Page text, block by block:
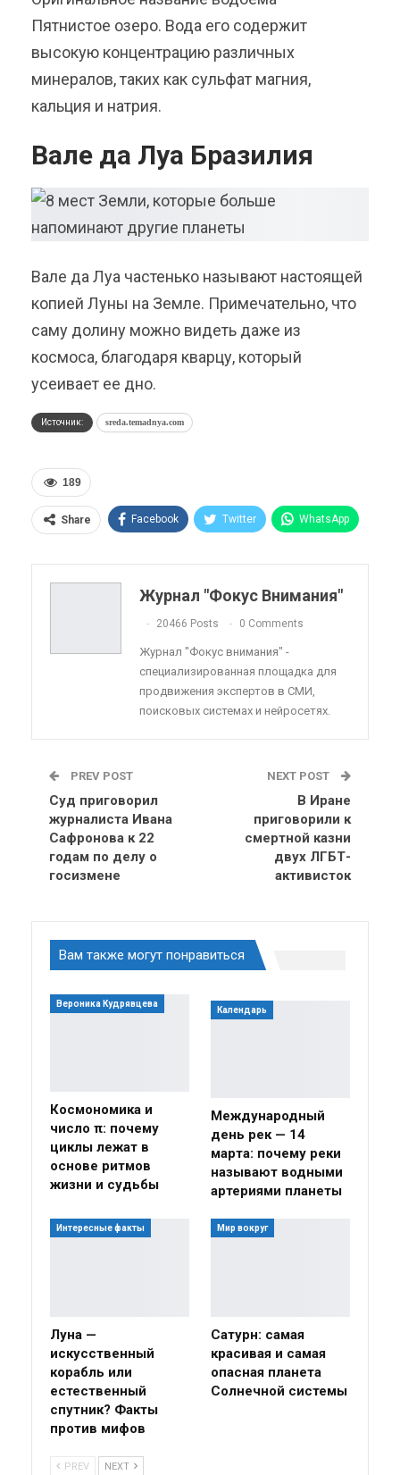
Пятнистое озеро. Вода его содержит
высокую концентрацию различных
минералов, таких как сульфат магния,
кальция и натрия.
Вале да Луа Бразилия
Вале да Луа частенько называют настоящей
копией Луны на Земле. Примечательно, что
саму долину можно видеть даже из
космоса, благодаря кварцу, который
усеивает ее дно.
Источник: sreda.temadnya.com
189
Share Facebook Twitter WhatsApp
Telegram VK Viber
Linkedin Tumblr
Журнал "Фокус Внимания"
20466 Posts 0 Comments
Журнал "Фокус внимания" -
специализированная площадка для
продвижения экспертов в СМИ,
поисковых системах и нейросетях.
PREV POST
Суд приговорил
журналиста Ивана
Сафронова к 22
годам по делу о
госизмене
NEXT POST
В Иране
приговорили к
смертной казни
двух ЛГБТ-
активисток
Вам также могут понравиться
Вероника Кудрявцева
Космономика и
число π: почему
циклы лежат в
основе ритмов
жизни и судьбы
Календарь
Международный
день рек — 14
марта: почему реки
называют водными
артериями планеты
Интересные факты
Луна —
искусственный
корабль или
естественный
спутник? Факты
против мифов
Мир вокруг
Сатурн: самая
красивая и самая
опасная планета
Солнечной системы
PREV NEXT